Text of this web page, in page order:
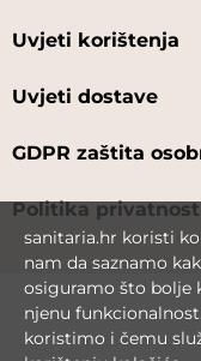
Uvjeti korištenja
Uvjeti dostave
GDPR zaštita
Politika
sanitaria.hr koristi
nam da saznamo
osiguramo što bolje
njenu
koristimo i čemu